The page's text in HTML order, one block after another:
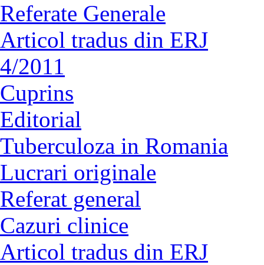
Referate Generale
Articol tradus din ERJ
4/2011
Cuprins
Editorial
Tuberculoza in Romania
Lucrari originale
Referat general
Cazuri clinice
Articol tradus din ERJ